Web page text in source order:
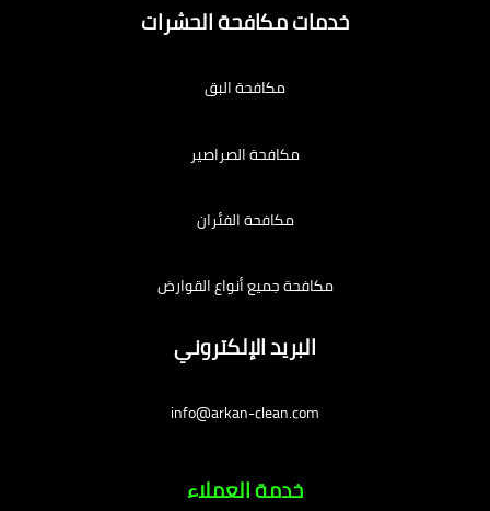
خدمات مكافحة الحشرات
مكافحة البق
مكافحة الصراصير
مكافحة الفئران
مكافحة جميع أنواع القوارض
البريد الإلكتروني
info@arkan-clean.com
خدمة العملاء